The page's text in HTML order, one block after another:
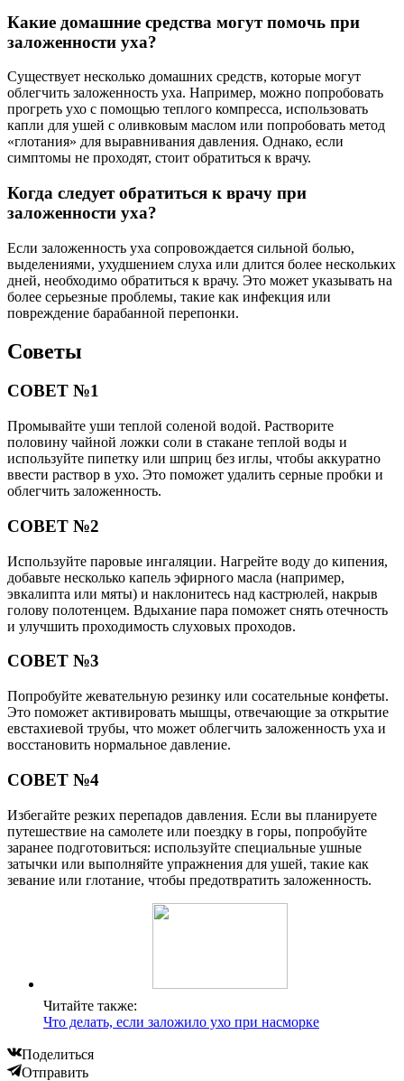
Какие домашние средства могут помочь при
заложенности уха?
Существует несколько домашних средств, которые могут
облегчить заложенность уха. Например, можно попробовать
прогреть ухо с помощью теплого компресса, использовать
капли для ушей с оливковым маслом или попробовать метод
«глотания» для выравнивания давления. Однако, если
симптомы не проходят, стоит обратиться к врачу.
Когда следует обратиться к врачу при
заложенности уха?
Если заложенность уха сопровождается сильной болью,
выделениями, ухудшением слуха или длится более нескольких
дней, необходимо обратиться к врачу. Это может указывать на
более серьезные проблемы, такие как инфекция или
повреждение барабанной перепонки.
Советы
СОВЕТ №1
Промывайте уши теплой соленой водой. Растворите
половину чайной ложки соли в стакане теплой воды и
используйте пипетку или шприц без иглы, чтобы аккуратно
ввести раствор в ухо. Это поможет удалить серные пробки и
облегчить заложенность.
СОВЕТ №2
Используйте паровые ингаляции. Нагрейте воду до кипения,
добавьте несколько капель эфирного масла (например,
эвкалипта или мяты) и наклонитесь над кастрюлей, накрыв
голову полотенцем. Вдыхание пара поможет снять отечность
и улучшить проходимость слуховых проходов.
СОВЕТ №3
Попробуйте жевательную резинку или сосательные конфеты.
Это поможет активировать мышцы, отвечающие за открытие
евстахиевой трубы, что может облегчить заложенность уха и
восстановить нормальное давление.
СОВЕТ №4
Избегайте резких перепадов давления. Если вы планируете
путешествие на самолете или поездку в горы, попробуйте
заранее подготовиться: используйте специальные ушные
затычки или выполняйте упражнения для ушей, такие как
зевание или глотание, чтобы предотвратить заложенность.
Читайте также:
Что делать, если заложило ухо при насморке
Поделиться
Отправить